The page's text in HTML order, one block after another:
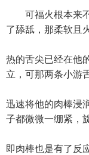
可福火根本来不
了舔舐，那柔软且
热的舌尖已经在他
立，可那两条小游
迅速将他的肉棒浸
子都微微一绷紧，
即肉棒也是有了反